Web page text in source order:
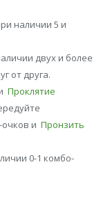
наличии 5 и
двух и более
от друга.
Проклятие
и Пронзить
0-1 комбо-